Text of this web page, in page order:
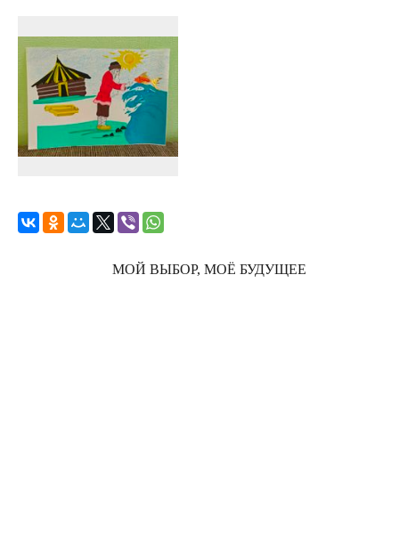
МОЙ ВЫБОР, МОЁ БУДУЩЕЕ